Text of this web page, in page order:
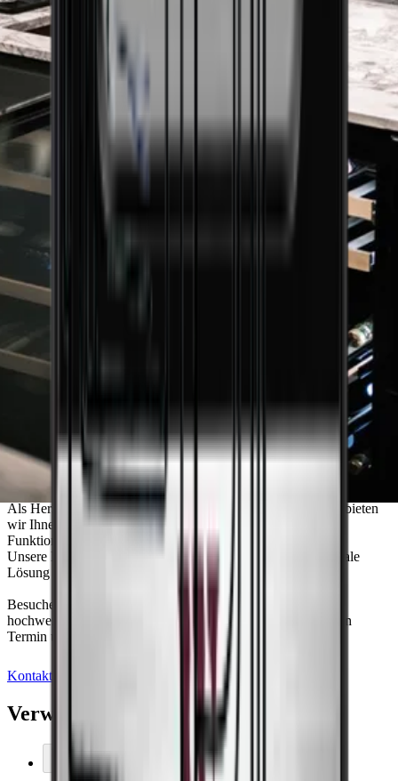
Optimale Weinlagerung mit Pevino: Ihre
Experten für Weinkühlschränke
Als Hersteller der führenden Weinkühlschränke von Pevino bieten
wir Ihnen erstklassige Technik, exklusives Design, hohe
Funktionalität und optimale Lagerbedingungen für Wein.
Unsere Mitarbeiter unterstützen Sie persönlich dabei, die ideale
Lösung für Ihre Bedürfnisse zu finden.
Besuchen Sie unseren Showroom und entdecken Sie unsere
hochwertigen Weinkühlschränke - oder vereinbaren Sie einen
Termin und lassen Sie sich online von uns beraten.
Kontaktieren Sie uns
Verwandtes Zubehör
In den Warenkorb legen